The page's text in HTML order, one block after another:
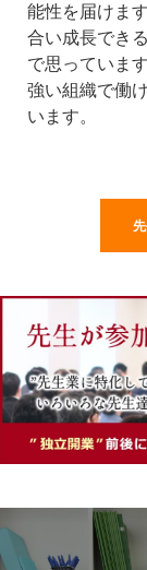
能性を届けま
合い成長でき
で思っていま
強い組織で働
います。